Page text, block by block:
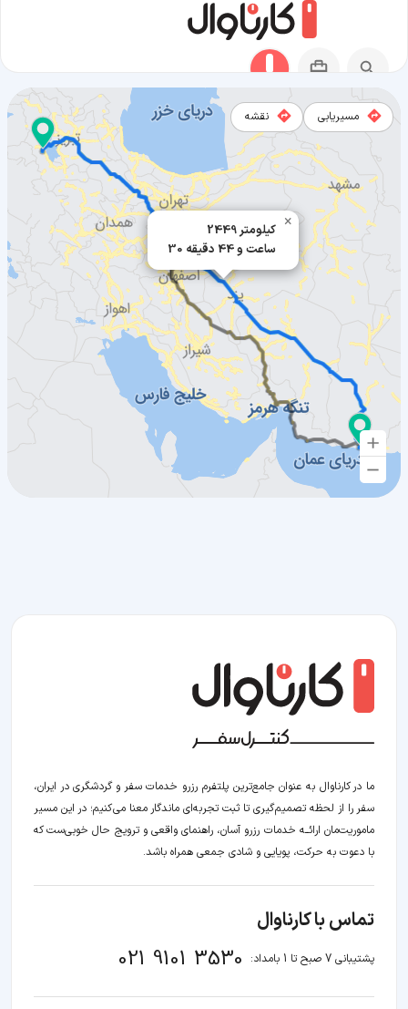
2449 کیلومتر
30 ساعت و 44 دقیقه
×
مسیریابی نقشه
مسیر کنارک به ارومیه
ما در کارناوال به عنوان جامع‌ترین پلتفرم رزرو خدمات سفر و گردشگری در ایران،
سفر را از لحظه‌ تصمیم‌گیری تا ثبت تجربه‌ای ماندگار معنا می‌کنیم؛ در این مسیر‍
ماموریت‌مان اراﺋــﻪ خدمات رزرو آسان، راهنمای واقعی و ترویج حال خوبی‌ست که
با دعوت به حرکت، پویایی و شادی جمعی همراه باشد.
تماس با کارناوال
پشتیبانی 7 صبح تا 1 بامداد: 021 9101 3530